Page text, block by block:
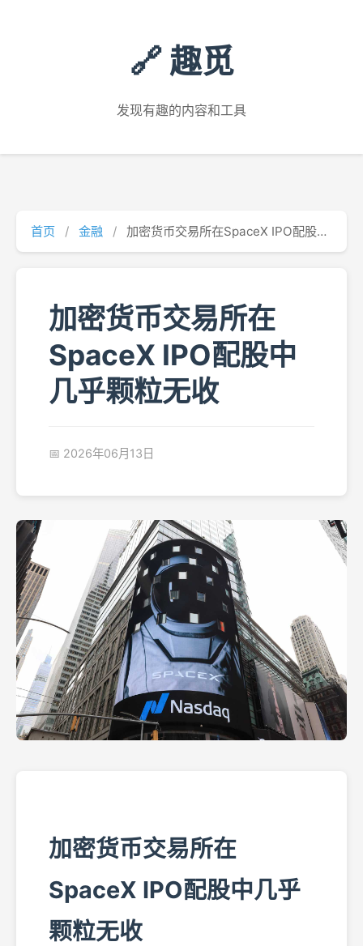
🔗 趣觅
发现有趣的内容和工具
首页 / 金融 / 加密货币交易所在SpaceX IPO配股中几乎颗粒无收
加密货币交易所在
SpaceX IPO配股中
几乎颗粒无收
📅 2026年06月13日
加密货币交易所在
SpaceX IPO配股中几乎
颗粒无收